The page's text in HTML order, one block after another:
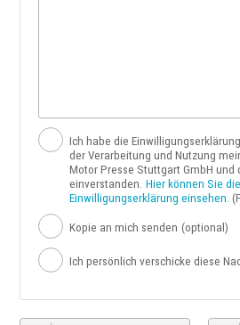
Ich habe die
der Verarbeitung und Nutzung
Motor Presse Stuttgart GmbH und
einverstanden. Hier können Sie
Einwilligungserklärung einsehen.
Kopie an mich senden (optional)
Ich persönlich verschicke diese